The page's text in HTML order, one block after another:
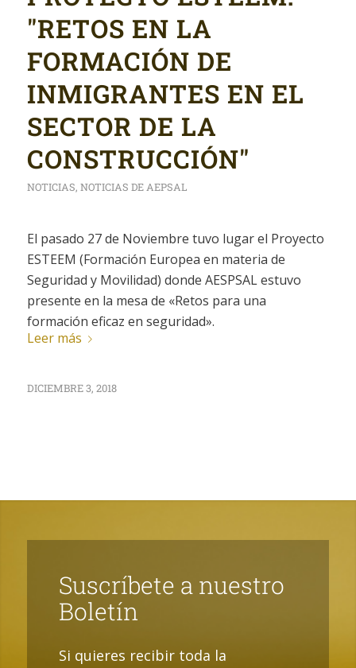
"RETOS EN LA
FORMACIÓN DE
INMIGRANTES EN EL
SECTOR DE LA
CONSTRUCCIÓN"
NOTICIAS, NOTICIAS DE AEPSAL
El pasado 27 de Noviembre tuvo lugar el Proyecto
ESTEEM (Formación Europea en materia de
Seguridad y Movilidad) donde AESPSAL estuvo
presente en la mesa de «Retos para una
formación eficaz en seguridad».
Leer más
DICIEMBRE 3, 2018
Suscríbete a nuestro
Boletín
Si quieres recibir toda la